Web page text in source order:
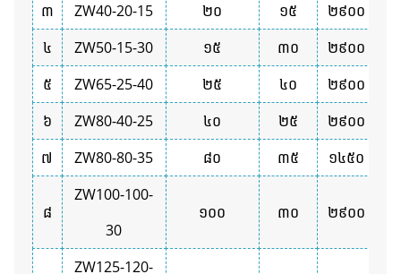
៣
ZW40-20-15 ២០ ១៥ ២៩០០
៤
ZW50-15-30 ១៥ ៣០ ២៩០០
៥
ZW65-25-40 ២៥ ៤០ ២៩០០
៦
ZW80-40-25 ៤០ ២៥ ២៩០០
៧
ZW80-80-35 ៨០ ៣៥ ១៤៥០
៨
ZW100-100-
30
១០០ ៣០ ២៩០០
ZW125-120-